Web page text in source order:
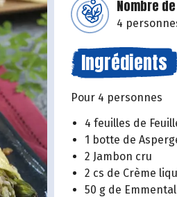
Nombre
4
Ingrédients
Pour 4 personnes
4 feuilles de
1 botte de
2 Jambon cru
2 cs de Crème
50 g de Emmental